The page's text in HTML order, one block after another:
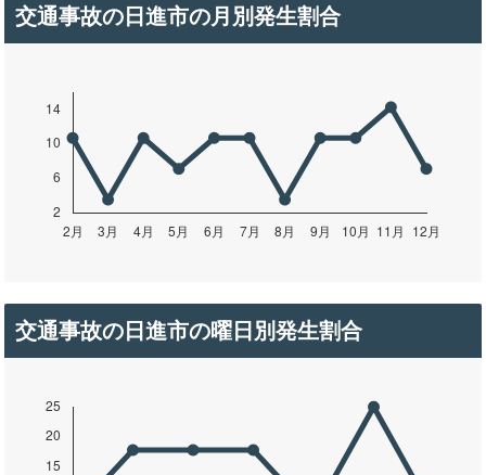
交通事故の日進市の月別発生割合
交通事故の日進市の曜日別発生割合